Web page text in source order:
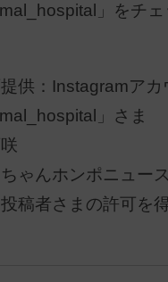
」をチ
供：Instagramアカ
」さま
ゃんホンポニュー
稿者さまの許可を